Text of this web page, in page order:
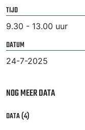
TIJD
9.30 - 13.00 uur
DATUM
24-7-2025
NOG MEER DATA
DATA (4)